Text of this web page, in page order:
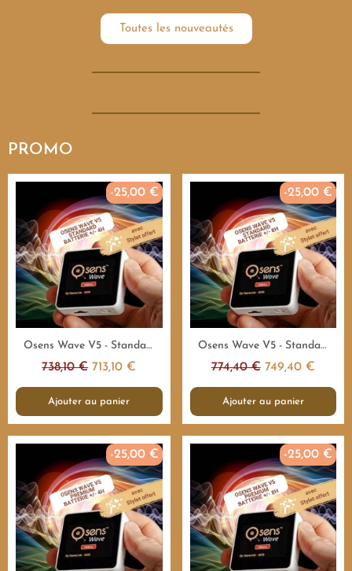
Toutes les nouveautés
PROMO
Aperçu rapide
-25,00 €
Osens Wave V5 - Standard 55.000Hz - 4H - Emetteur fréquences
738,10 € 713,10 €
Ajouter au panier
Aperçu rapide
-25,00 €
Osens Wave V5 - Standard 55.000Hz - 8H - Emetteur fréquences
774,40 € 749,40 €
Ajouter au panier
-25,00 € -25,00 €